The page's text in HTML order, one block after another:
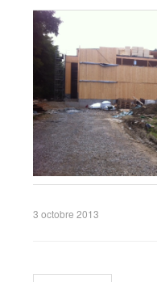
3 octobre 2013